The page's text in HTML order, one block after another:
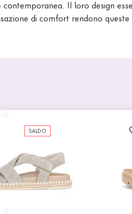
Il loro design
di comfort rendono
SALDO